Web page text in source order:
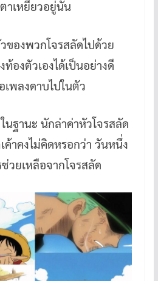
าเหยี่ยวอยู่นั้น
ของพวกโจรสลัดไปด้วย
ท้องตัวเองได้เป็นอย่างดี
พลงดาบไปในตัว
นฐานะ นักล่าค่าหัวโจรสลัด
ค้าคงไม่คิดหรอกว่า วันหนึ่ง
วยเหลือจากโจรสลัด